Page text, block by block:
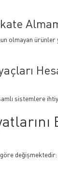
olmayan
sistemlere
değişmektedir: